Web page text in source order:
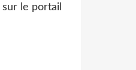
sur le portail